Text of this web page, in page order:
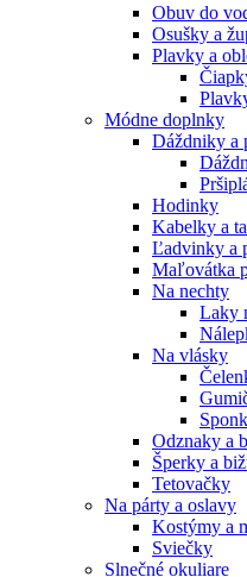
Obuv do
Osušky a
Plavky a
Módne doplnky
Dáždniky a
Hodinky
Kabelky a
Ľadvinky a
Maľovátka
Na nechty
Laky
Na vlásky
Odznaky a
Šperky a
Tetovačky
Na párty a oslavy
Kostýmy a
Sviečky
Slnečné okuliare